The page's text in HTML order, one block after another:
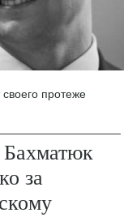
протеже
за